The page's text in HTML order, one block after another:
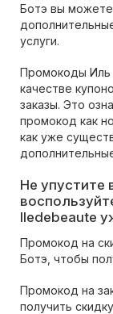
Ботэ вы можете
услуги.
Промокоды Иль
качестве
заказы. Это
промокод как
как уже
Не упустите
Iledebeaute
Промокод на
Ботэ, чтобы
Промокод на
получить